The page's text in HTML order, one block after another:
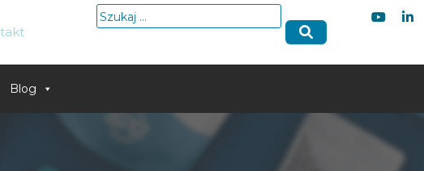
Szukaj:
Blog